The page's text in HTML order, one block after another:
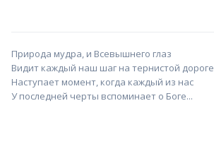
Природа мудра, и Всевышнего глаз
Видит каждый наш шаг на тернистой дороге
Наступает момент, когда каждый из нас
У последней черты вспоминает о Боге...